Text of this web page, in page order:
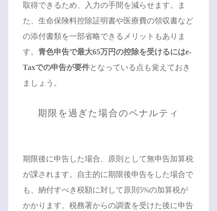
取得できるため、入力の手間を減らせます。ま
た、生命保険料控除証明書や医療費の領収書など
の添付書類を一部省略できるメリットもありま
す。 青色申告で最大65万円の控除を受けるにはe-
Taxでの申告が要件となっている点も覚えておき
ましょう。
期限を過ぎた場合のペナルティ
期限後に申告した場合、原則として無申告加算税
が課されます。自主的に期限後申告をした場合で
も、納付すべき税額に対して原則5%の加算税が
かかります。税務署からの調査を受けた後に申告